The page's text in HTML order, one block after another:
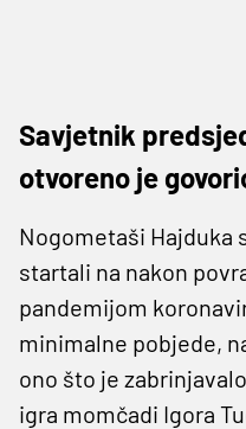
Savjetnik
otvoreno je
Nogometaši Hajduka
startali na nakon
pandemijom
minimalne pobjede,
ono što je
igra momčadi Igora